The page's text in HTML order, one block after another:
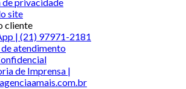
site
cliente
| (21) 97971-2181
atendimento
de Imprensa |